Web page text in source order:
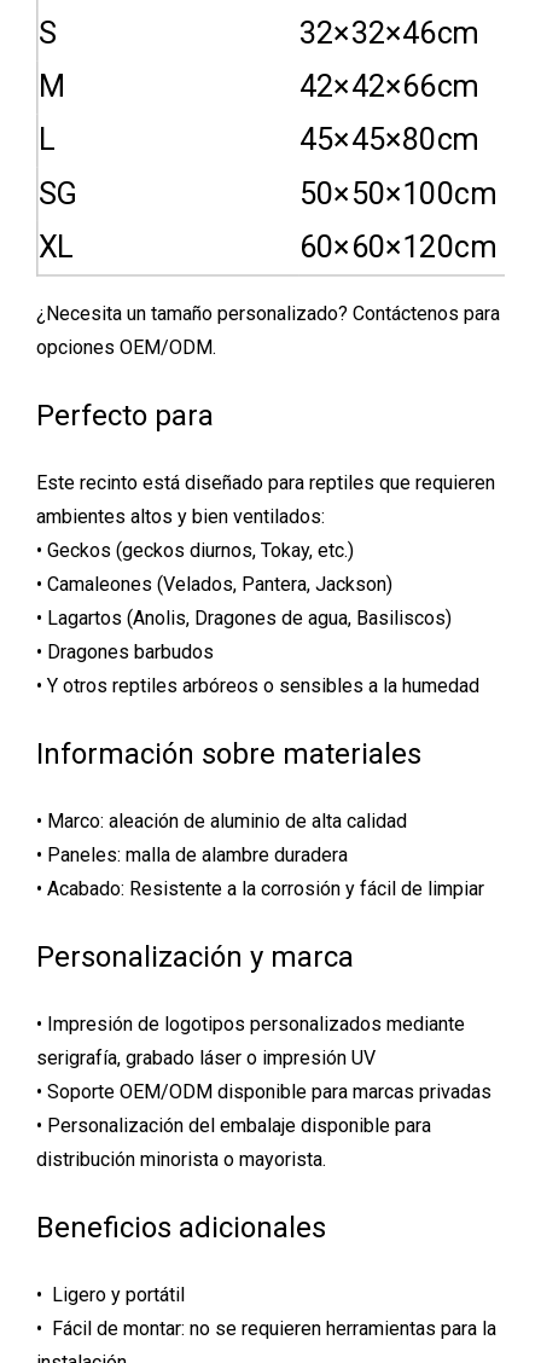
S
32×32×46cm
M
42×42×66cm
L
45×45×80cm
SG
50×50×100cm
XL
60×60×120cm
¿Necesita un tamaño personalizado? Contáctenos para
opciones OEM/ODM.
Perfecto para
Este recinto está diseñado para reptiles que requieren
ambientes altos y bien ventilados:
• Geckos (geckos diurnos, Tokay, etc.)
• Camaleones (Velados, Pantera, Jackson)
• Lagartos (Anolis, Dragones de agua, Basiliscos)
• Dragones barbudos
• Y otros reptiles arbóreos o sensibles a la humedad
Información sobre materiales
• Marco: aleación de aluminio de alta calidad
• Paneles: malla de alambre duradera
• Acabado: Resistente a la corrosión y fácil de limpiar
Personalización y marca
• Impresión de logotipos personalizados mediante
serigrafía, grabado láser o impresión UV
• Soporte OEM/ODM disponible para marcas privadas
• Personalización del embalaje disponible para
distribución minorista o mayorista.
Beneficios adicionales
• Ligero y portátil
• Fácil de montar: no se requieren herramientas para la